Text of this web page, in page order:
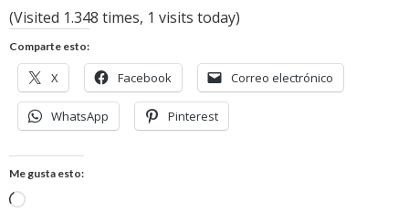
(Visited 1.348 times, 1 visits today)
Comparte esto:
X Facebook Correo electrónico
WhatsApp Pinterest
Me gusta esto:
Cargando...